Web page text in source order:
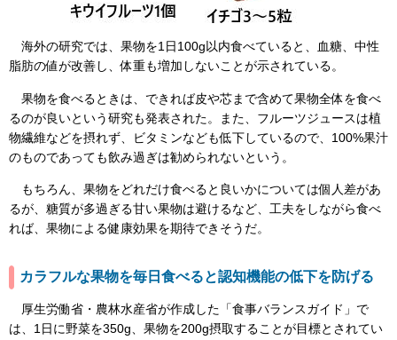
海外の研究では、果物を1日100g以内食べていると、血糖、中性
脂肪の値が改善し、体重も増加しないことが示されている。
果物を食べるときは、できれば皮や芯まで含めて果物全体を食べ
るのが良いという研究も発表された。また、フルーツジュースは植
物繊維などを摂れず、ビタミンなども低下しているので、100%果汁
のものであっても飲み過ぎは勧められないという。
もちろん、果物をどれだけ食べると良いかについては個人差があ
るが、糖質が多過ぎる甘い果物は避けるなど、工夫をしながら食べ
れば、果物による健康効果を期待できそうだ。
カラフルな果物を毎日食べると認知機能の低下を防げる
厚生労働省・農林水産省が作成した「食事バランスガイド」で
は、1日に野菜を350g、果物を200g摂取することが目標とされてい